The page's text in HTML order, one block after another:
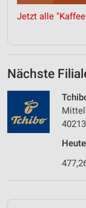
Jetzt alle
Nächste